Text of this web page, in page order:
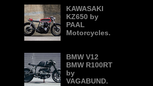
KAWASAKI
KZ650 by
PAAL
Motorcycles.
BMW V12
BMW R100RT
by
VAGABUND.